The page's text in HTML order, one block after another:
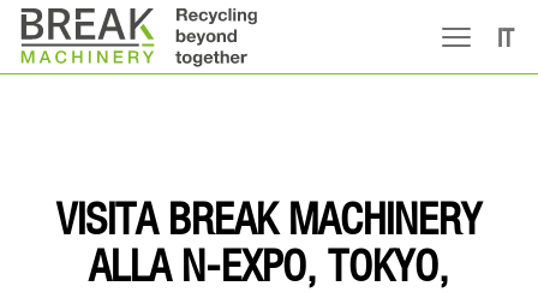
IT
VISITA BREAK MACHINERY
ALLA N-EXPO, TOKYO,